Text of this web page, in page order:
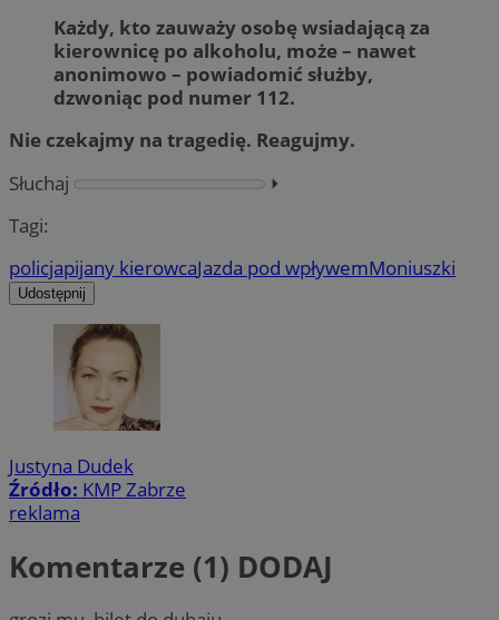
Każdy, kto zauważy osobę wsiadającą za
kierownicę po alkoholu, może – nawet
anonimowo – powiadomić służby,
dzwoniąc pod numer 112.
Nie czekajmy na tragedię. Reagujmy.
Słuchaj
⏵︎
Tagi:
policjapijany kierowcaJazda pod wpływemMoniuszki
Udostępnij
Justyna Dudek
Źródło: KMP Zabrze
reklama
Komentarze (1) DODAJ